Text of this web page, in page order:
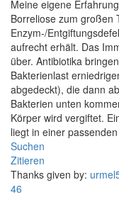
Meine eigene
Borreliose zum großen
Enzym-/
aufrecht erhält. Das
über. Antibiotika
Bakterienlast
abgedeckt), die dann
Bakterien unten
Körper wird vergiftet.
liegt in einer
Suchen
Zitieren
Thanks given by:
46